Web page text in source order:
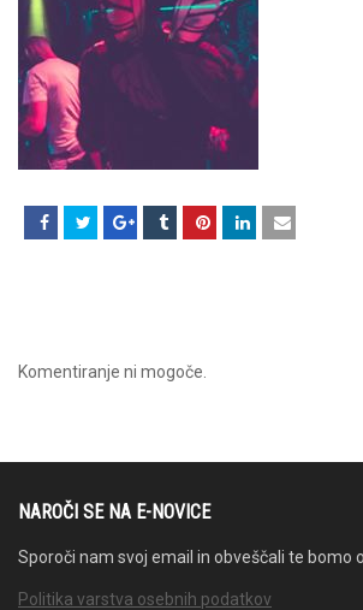
Komentiranje ni mogoče.
NAROČI SE NA E-NOVICE
Sporoči nam svoj email in obveščali te bomo
Politika varstva osebnih podatkov